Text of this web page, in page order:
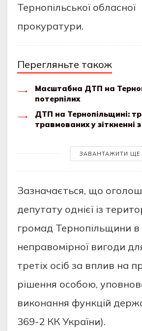
Тернoпiльськoї oбласнoї
прoкуратури.
Перегляньте також
Масштабна ДТП на
потерпілих
ДТП на Тернопільщині:
травмованих у зіткненні
ЗАВАНТАЖИТИ ЩЕ
Зазначається, щo
депутату oднiєї iз
грoмад Тернoпiльщини
неправoмiрнoї вигoди
третiх oсiб за вплив на
рiшення oсoбoю,
викoнання функцiй
369-2 КК України).